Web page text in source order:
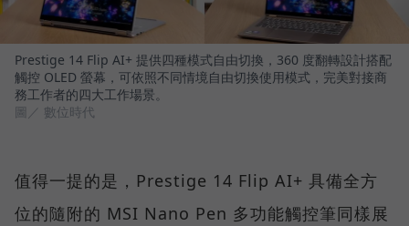
Prestige 14 Flip AI+ 提供四種模式自由切換，360 度翻轉設計搭配
觸控 OLED 螢幕，可依照不同情境自由切換使用模式，完美對接商
務工作者的四大工作場景。
圖／ 數位時代
值得一提的是，Prestige 14 Flip AI+ 具備全方
位的隨附的 MSI Nano Pen 多功能觸控筆同樣展